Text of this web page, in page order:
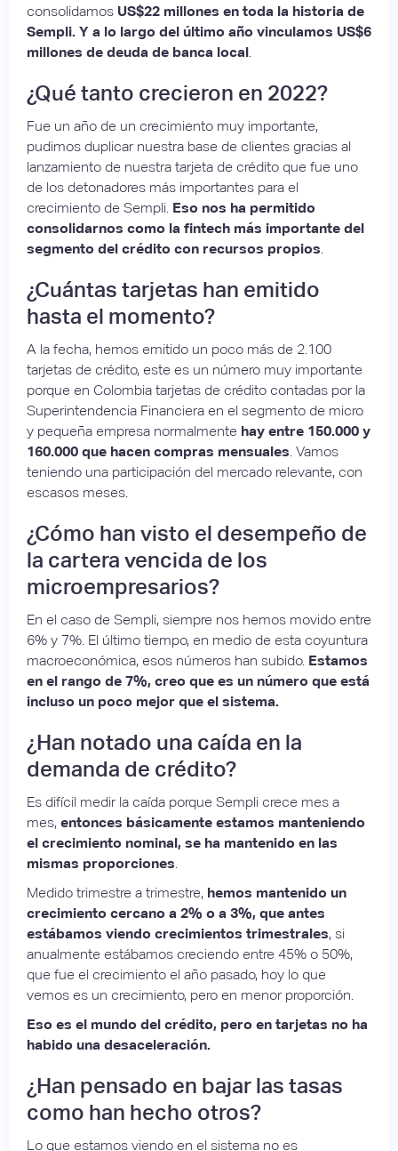
consolidamos US$22 millones en toda la historia de
Sempli. Y a lo largo del último año vinculamos US$6
millones de deuda de banca local
¿Qué tanto crecieron en 2022?
Fue un año de un crecimiento muy importante,
pudimos duplicar nuestra base de clientes gracias al
lanzamiento de nuestra tarjeta de crédito que fue uno
de los detonadores más importantes para el
crecimiento de Sempli. Eso nos ha permitido
consolidarnos como la fintech más importante del
segmento del crédito con recursos propios
¿Cuántas tarjetas han emitido
hasta el momento?
A la fecha, hemos emitido un poco más de 2.100
tarjetas de crédito, este es un número muy importante
porque en Colombia tarjetas de crédito contadas por la
Superintendencia Financiera en el segmento de micro
y pequeña empresa normalmente hay entre 150.000 y
160.000 que hacen compras mensuales . Vamos
teniendo una participación del mercado relevante, con
escasos meses.
¿Cómo han visto el desempeño de
la cartera vencida de los
microempresarios?
En el caso de Sempli, siempre nos hemos movido entre
6% y 7%. El último tiempo, en medio de esta coyuntura
macroeconómica, esos números han subido. Estamos
en el rango de 7%, creo que es un número que está
incluso un poco mejor que el sistema.
¿Han notado una caída en la
demanda de crédito?
Es difícil medir la caída porque Sempli crece mes a
mes, entonces básicamente estamos manteniendo
el crecimiento nominal, se ha mantenido en las
mismas proporciones
Medido trimestre a trimestre, hemos mantenido un
crecimiento cercano a 2% o a 3%, que antes
estábamos viendo crecimientos trimestrales, si
anualmente estábamos creciendo entre 45% o 50%,
que fue el crecimiento el año pasado, hoy lo que
vemos es un crecimiento, pero en menor proporción.
Eso es el mundo del crédito, pero en tarjetas no ha
habido una desaceleración.
¿Han pensado en bajar las tasas
como han hecho otros?
Lo que estamos viendo en el sistema no es